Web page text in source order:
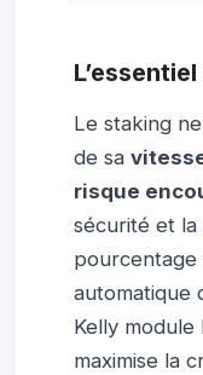
Le staking
de sa
risque
sécurité et la
automatique
Kelly module
maximise la